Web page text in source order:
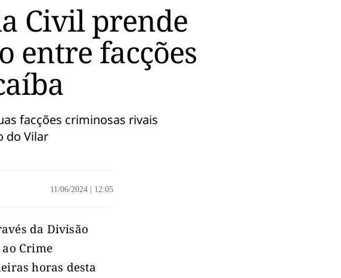
Civil prende
entre facções
facções criminosas rivais
do Vilar
11/06/2024 12:05
da Divisão
Crime
horas desta